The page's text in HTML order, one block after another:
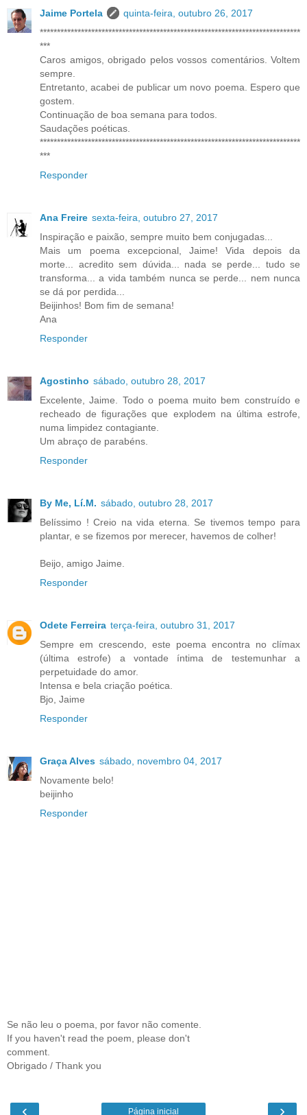
Jaime Portela
quinta-feira, outubro 26, 2017
****************************************************************************
***
Caros amigos, obrigado pelos vossos comentários. Voltem
sempre.
Entretanto, acabei de publicar um novo poema. Espero que
gostem.
Continuação de boa semana para todos.
Saudações poéticas.
****************************************************************************
***
Responder
Ana Freire sexta-feira, outubro 27, 2017
Inspiração e paixão, sempre muito bem conjugadas...
Mais um poema excepcional, Jaime! Vida depois da
morte... acredito sem dúvida... nada se perde... tudo se
transforma... a vida também nunca se perde... nem nunca
se dá por perdida...
Beijinhos! Bom fim de semana!
Ana
Responder
Agostinho sábado, outubro 28, 2017
Excelente, Jaime. Todo o poema muito bem construído e
recheado de figurações que explodem na última estrofe,
numa limpidez contagiante.
Um abraço de parabéns.
Responder
By Me, Lí.M. sábado, outubro 28, 2017
Belíssimo ! Creio na vida eterna. Se tivemos tempo para
plantar, e se fizemos por merecer, havemos de colher!
Beijo, amigo Jaime.
Responder
Odete Ferreira terça-feira, outubro 31, 2017
Sempre em crescendo, este poema encontra no clímax
(última estrofe) a vontade íntima de testemunhar a
perpetuidade do amor.
Intensa e bela criação poética.
Bjo, Jaime
Responder
Graça Alves sábado, novembro 04, 2017
Novamente belo!
beijinho
Responder
Se não leu o poema, por favor não comente.
If you haven't read the poem, please don't
comment.
Obrigado / Thank you
‹ ›
Página inicial